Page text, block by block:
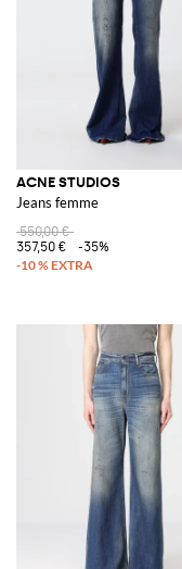
ACNE STUDIOS
Jeans femme
550,00 €
357,50 €
-35%